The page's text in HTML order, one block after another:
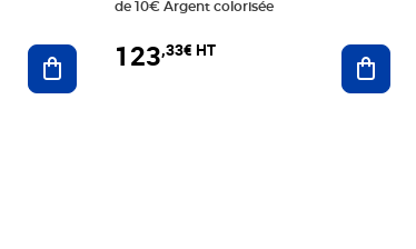
Ajouter au panier
de 10€ Argent colorisée
123,33€ HT